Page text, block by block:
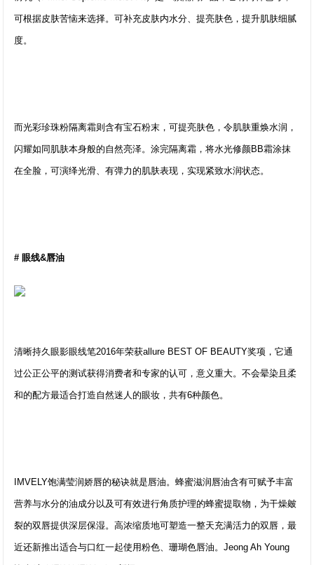
可根据皮肤苦恼来选择。可补充皮肤内水分、提亮肤色，提升肌肤细腻
度。
而光彩珍珠粉隔离霜则含有宝石粉末，可提亮肤色，令肌肤重焕水润，
闪耀如同肌肤本身般的自然亮泽。涂完隔离霜，将水光修颜BB霜涂抹
在全脸，可演绎光滑、有弹力的肌肤表现，实现紧致水润状态。
# 眼线&唇油
清晰持久眼影眼线笔2016年荣获allure BEST OF BEAUTY奖项，它通
过公正公平的测试获得消费者和专家的认可，意义重大。不会晕染且柔
和的配方最适合打造自然迷人的眼妆，共有6种颜色。
IMVELY饱满莹润娇唇的秘诀就是唇油。蜂蜜滋润唇油含有可赋予丰富
营养与水分的油成分以及可有效进行角质护理的蜂蜜提取物，为干燥皴
裂的双唇提供深层保湿。高浓缩质地可塑造一整天充满活力的双唇，最
近还新推出适合与口红一起使用粉色、珊瑚色唇油。Jeong Ah Young